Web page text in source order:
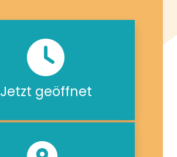
Jetzt geöffnet